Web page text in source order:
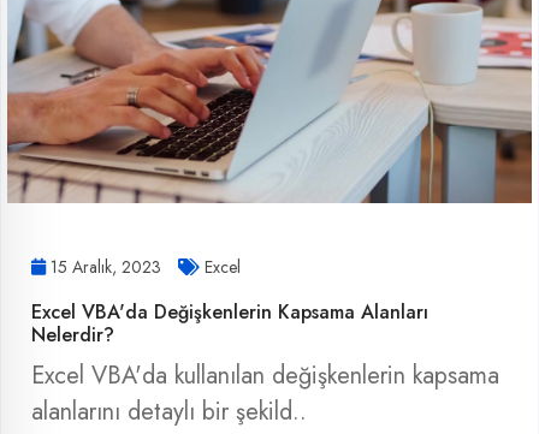
15 Aralık, 2023 Excel
Excel VBA'da Değişkenlerin Kapsama Alanları
Nelerdir?
Excel VBA'da kullanılan değişkenlerin kapsama
alanlarını detaylı bir şekild..